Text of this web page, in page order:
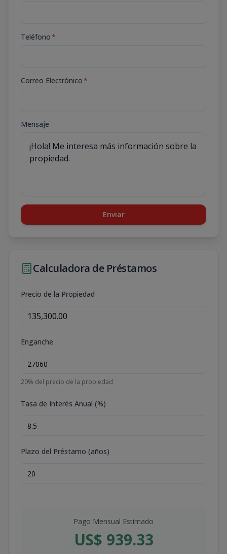
Teléfono*
Correo Electrónico*
Mensaje
Enviar
Calculadora de Préstamos
Precio de la Propiedad
Enganche
20% del precio de la propiedad
Tasa de Interés Anual (%)
Plazo del Préstamo (años)
Pago Mensual Estimado
US$ 939.33